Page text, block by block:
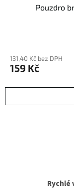
Pouzdro
131,40 Kč bez DPH
159 Kč
Rychlé